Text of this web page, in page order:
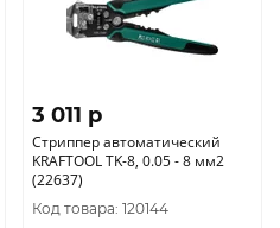
3 011 p
Стриппер автоматический
KRAFTOOL TK-8, 0.05 - 8 мм2
(22637)
Код товара: 120144